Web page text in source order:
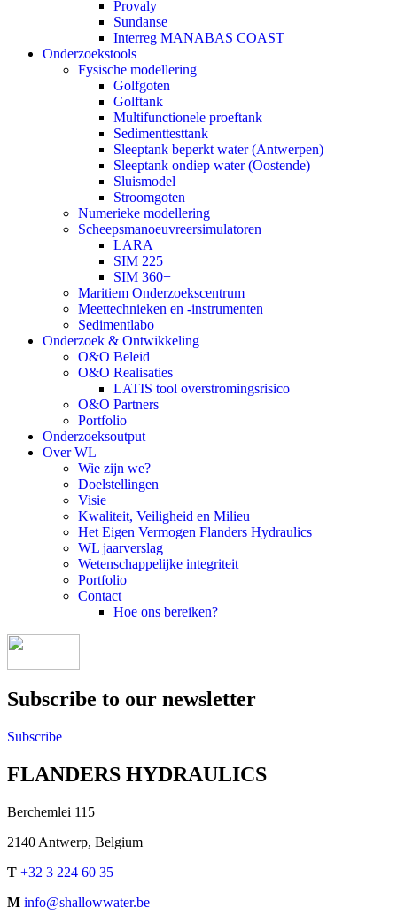
Provaly
Sundanse
Interreg MANABAS COAST
Onderzoekstools
Fysische modellering
Golfgoten
Golftank
Multifunctionele proeftank
Sedimenttesttank
Sleeptank beperkt water (Antwerpen)
Sleeptank ondiep water (Oostende)
Sluismodel
Stroomgoten
Numerieke modellering
Scheepsmanoeuvreersimulatoren
LARA
SIM 225
SIM 360+
Maritiem Onderzoekscentrum
Meettechnieken en -instrumenten
Sedimentlabo
Onderzoek & Ontwikkeling
O&O Beleid
O&O Realisaties
LATIS tool overstromingsrisico
O&O Partners
Portfolio
Onderzoeksoutput
Over WL
Wie zijn we?
Doelstellingen
Visie
Kwaliteit, Veiligheid en Milieu
Het Eigen Vermogen Flanders Hydraulics
WL jaarverslag
Wetenschappelijke integriteit
Portfolio
Contact
Hoe ons bereiken?
Subscribe to our newsletter
Subscribe
FLANDERS HYDRAULICS
Berchemlei 115
2140 Antwerp, Belgium
T +32 3 224 60 35
M info@shallowwater.be